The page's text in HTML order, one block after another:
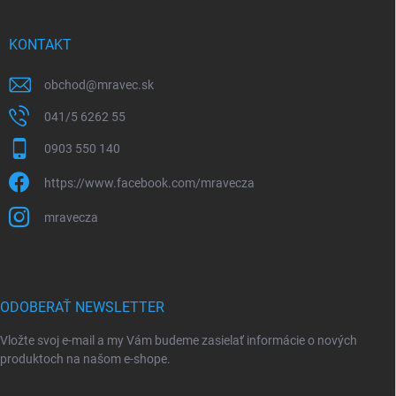
KONTAKT
obchod@mravec.sk
041/5 6262 55
0903 550 140
https://www.facebook.com/mravecza
mravecza
ODOBERAŤ NEWSLETTER
Vložte svoj e-mail a my Vám budeme zasielať informácie o nových
produktoch na našom e-shope.